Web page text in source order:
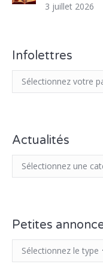
3 juillet 2026
Infolettres
Actualités
Petites